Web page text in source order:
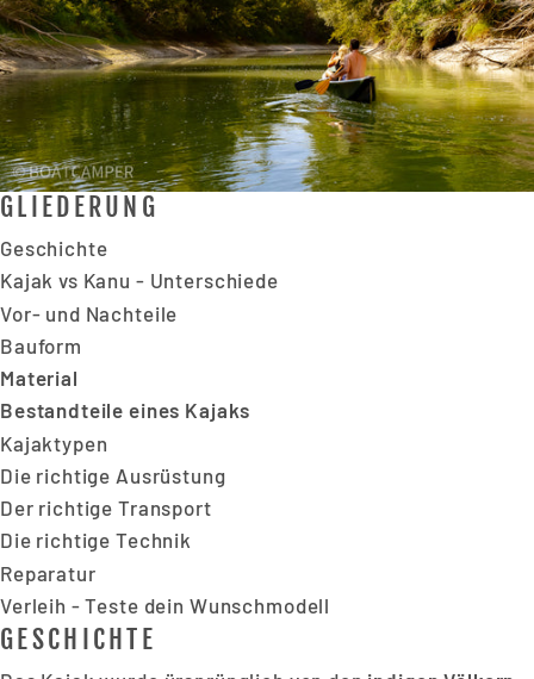
GLIEDERUNG
Geschichte
Kajak vs Kanu - Unterschiede
Vor- und Nachteile
Bauform
Material
Bestandteile eines Kajaks
Kajaktypen
Die richtige Ausrüstung
Der richtige Transport
Die richtige Technik
Reparatur
Verleih - Teste dein Wunschmodell
GESCHICHTE